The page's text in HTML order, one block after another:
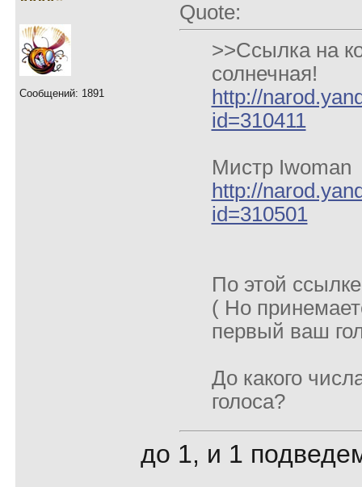
Сообщений: 1891
Quote:
>>Ссылка на
солнечная!
http://
id=310411
Мистр Iwoman
http://
id=310501
По этой
( Но
первый ваш
До какого
голоса?
до 1, и 1